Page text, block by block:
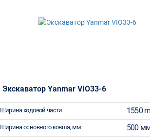
Экскаватор Yanmar VIO33-6
Ширина ходовой части 1550
Ширина основного ковша, мм 500